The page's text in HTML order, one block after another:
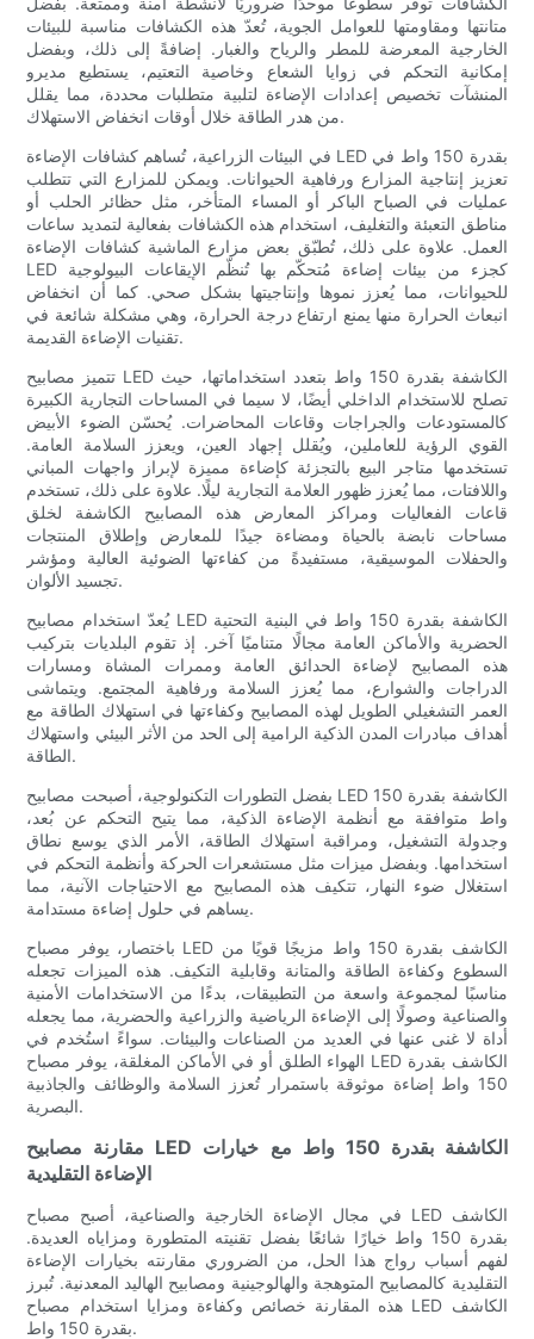
متانتها ومقاومتها للعوامل الجوية، تُعدّ هذه الكشافات مناسبة للبيئات
الخارجية المعرضة للمطر والرياح والغبار. إضافةً إلى ذلك، وبفضل
إمكانية التحكم في زوايا الشعاع وخاصية التعتيم، يستطيع مديرو
المنشآت تخصيص إعدادات الإضاءة لتلبية متطلبات محددة، مما يقلل
من هدر الطاقة خلال أوقات انخفاض الاستهلاك.
في البيئات الزراعية، تُساهم كشافات الإضاءة LED بقدرة 150 واط في
تعزيز إنتاجية المزارع ورفاهية الحيوانات. ويمكن للمزارع التي تتطلب
عمليات في الصباح الباكر أو المساء المتأخر، مثل حظائر الحلب أو
مناطق التعبئة والتغليف، استخدام هذه الكشافات بفعالية لتمديد ساعات
العمل. علاوة على ذلك، تُطبّق بعض مزارع الماشية كشافات الإضاءة
LED كجزء من بيئات إضاءة مُتحكّم بها تُنظّم الإيقاعات البيولوجية
للحيوانات، مما يُعزز نموها وإنتاجيتها بشكل صحي. كما أن انخفاض
انبعاث الحرارة منها يمنع ارتفاع درجة الحرارة، وهي مشكلة شائعة في
تقنيات الإضاءة القديمة.
تتميز مصابيح LED الكاشفة بقدرة 150 واط بتعدد استخداماتها، حيث
تصلح للاستخدام الداخلي أيضًا، لا سيما في المساحات التجارية الكبيرة
كالمستودعات والجراجات وقاعات المحاضرات. يُحسّن الضوء الأبيض
القوي الرؤية للعاملين، ويُقلل إجهاد العين، ويعزز السلامة العامة.
تستخدمها متاجر البيع بالتجزئة كإضاءة مميزة لإبراز واجهات المباني
واللافتات، مما يُعزز ظهور العلامة التجارية ليلًا. علاوة على ذلك، تستخدم
قاعات الفعاليات ومراكز المعارض هذه المصابيح الكاشفة لخلق
مساحات نابضة بالحياة ومضاءة جيدًا للمعارض وإطلاق المنتجات
والحفلات الموسيقية، مستفيدةً من كفاءتها الضوئية العالية ومؤشر
تجسيد الألوان.
يُعدّ استخدام مصابيح LED الكاشفة بقدرة 150 واط في البنية التحتية
الحضرية والأماكن العامة مجالًا متناميًا آخر. إذ تقوم البلديات بتركيب
هذه المصابيح لإضاءة الحدائق العامة وممرات المشاة ومسارات
الدراجات والشوارع، مما يُعزز السلامة ورفاهية المجتمع. ويتماشى
العمر التشغيلي الطويل لهذه المصابيح وكفاءتها في استهلاك الطاقة مع
أهداف مبادرات المدن الذكية الرامية إلى الحد من الأثر البيئي واستهلاك
الطاقة.
بفضل التطورات التكنولوجية، أصبحت مصابيح LED الكاشفة بقدرة 150
واط متوافقة مع أنظمة الإضاءة الذكية، مما يتيح التحكم عن بُعد،
وجدولة التشغيل، ومراقبة استهلاك الطاقة، الأمر الذي يوسع نطاق
استخدامها. وبفضل ميزات مثل مستشعرات الحركة وأنظمة التحكم في
استغلال ضوء النهار، تتكيف هذه المصابيح مع الاحتياجات الآنية، مما
يساهم في حلول إضاءة مستدامة.
باختصار، يوفر مصباح LED الكاشف بقدرة 150 واط مزيجًا قويًا من
السطوع وكفاءة الطاقة والمتانة وقابلية التكيف. هذه الميزات تجعله
مناسبًا لمجموعة واسعة من التطبيقات، بدءًا من الاستخدامات الأمنية
والصناعية وصولًا إلى الإضاءة الرياضية والزراعية والحضرية، مما يجعله
أداة لا غنى عنها في العديد من الصناعات والبيئات. سواءً استُخدم في
الهواء الطلق أو في الأماكن المغلقة، يوفر مصباح LED الكاشف بقدرة
150 واط إضاءة موثوقة باستمرار تُعزز السلامة والوظائف والجاذبية
البصرية.
مقارنة مصابيح LED الكاشفة بقدرة 150 واط مع خيارات
الإضاءة التقليدية
في مجال الإضاءة الخارجية والصناعية، أصبح مصباح LED الكاشف
بقدرة 150 واط خيارًا شائعًا بفضل تقنيته المتطورة ومزاياه العديدة.
لفهم أسباب رواج هذا الحل، من الضروري مقارنته بخيارات الإضاءة
التقليدية كالمصابيح المتوهجة والهالوجينية ومصابيح الهاليد المعدنية. تُبرز
هذه المقارنة خصائص وكفاءة ومزايا استخدام مصباح LED الكاشف
بقدرة 150 واط.